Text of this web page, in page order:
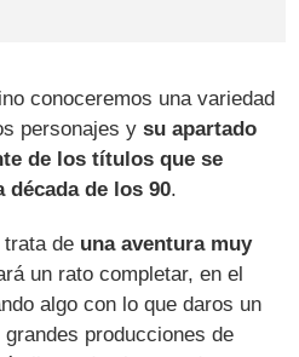
conoceremos una variedad
personajes ysu apartado
de los títulos que se
de los 90.
de una aventura muy
un rato completar, en el
algo con lo que daros un
producciones de